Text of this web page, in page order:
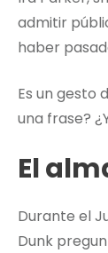
admitir
haber
Es un gesto
una frase?
El
Durante el
Dunk